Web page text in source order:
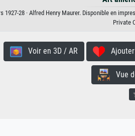
1927-28 · Alfred Henry Maurer. Disponible en
Private
Voir en 3D / AR
Vue